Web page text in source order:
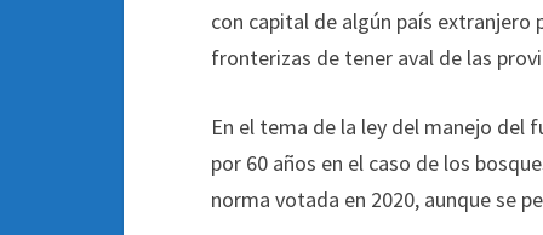
con capital de algún país
fronterizas de tener aval de las
En el tema de la ley del manejo del
por 60 años en el caso de los
norma votada en 2020, aunque se